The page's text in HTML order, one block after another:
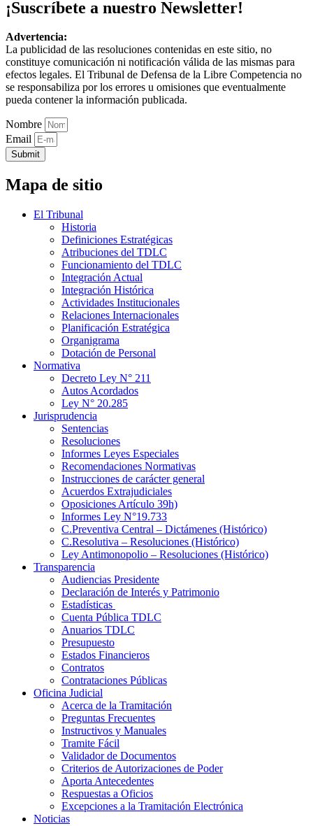
¡Suscríbete a nuestro Newsletter!
Advertencia:
La publicidad de las resoluciones contenidas en este sitio, no
constituye comunicación ni notificación válida de las mismas para
efectos legales. El Tribunal de Defensa de la Libre Competencia no
se responsabiliza por los errores u omisiones que eventualmente
pueda contener la información publicada.
Nombre
Email
Submit
Mapa de sitio
El Tribunal
Historia
Definiciones Estratégicas
Atribuciones del TDLC
Funcionamiento del TDLC
Integración Actual
Integración Histórica
Actividades Institucionales
Relaciones Internacionales
Planificación Estratégica
Organigrama
Dotación de Personal
Normativa
Decreto Ley N° 211
Autos Acordados
Ley N° 20.285
Jurisprudencia
Sentencias
Resoluciones
Informes Leyes Especiales
Recomendaciones Normativas
Instrucciones de carácter general
Acuerdos Extrajudiciales
Oposiciones Artículo 39h)
Informes Ley N°19.733
C.Preventiva Central – Dictámenes (Histórico)
C.Resolutiva – Resoluciones (Histórico)
Ley Antimonopolio – Resoluciones (Histórico)
Transparencia
Audiencias Presidente
Declaración de Interés y Patrimonio
Estadísticas
Cuenta Pública TDLC
Anuarios TDLC
Presupuesto
Estados Financieros
Contratos
Contrataciones Públicas
Oficina Judicial
Acerca de la Tramitación
Preguntas Frecuentes
Instructivos y Manuales
Tramite Fácil
Validador de Documentos
Criterios de Autorizaciones de Poder
Aporta Antecedentes
Respuestas a Oficios
Excepciones a la Tramitación Electrónica
Noticias